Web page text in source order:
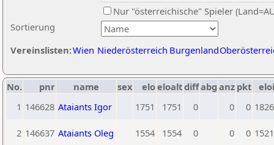
Sortierung
Nur "österreichische" Spieler
Vereinslisten:Wien Niederösterreich Burgenland
No. pnr name sex eloeloaltdiffabg anz pkt eloi
1 146628 Ataiants Igor 1751 1751 0 0 0 1826
2 146637 Ataiants Oleg 1554 1554 0 0 0 1521